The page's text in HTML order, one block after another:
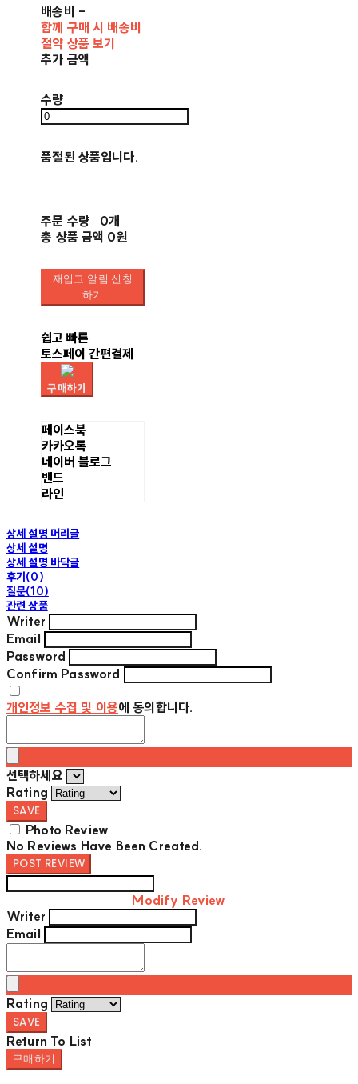
배송비 -
함께 구매 시 배송비
절약 상품 보기
추가 금액
수량
품절된 상품입니다.
주문 수량
0개
총 상품 금액 0원
재입고 알림 신청
하기
쉽고 빠른
토스페이 간편결제
구매하기
페이스북
카카오톡
네이버 블로그
밴드
라인
상세 설명 머리글
상세 설명
상세 설명 바닥글
후기(0)
질문(10)
관련 상품
Writer
Email
Password
Confirm Password
개인정보 수집 및 이용에 동의합니다.
선택하세요
Rating
SAVE
Photo Review
No Reviews Have Been Created.
POST REVIEW
Modify Review
Writer
Email
Rating
SAVE
Return To List
구매하기